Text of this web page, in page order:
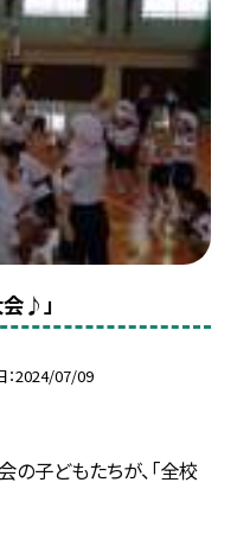
♪」
2024/07/09
子どもたちが、「全校